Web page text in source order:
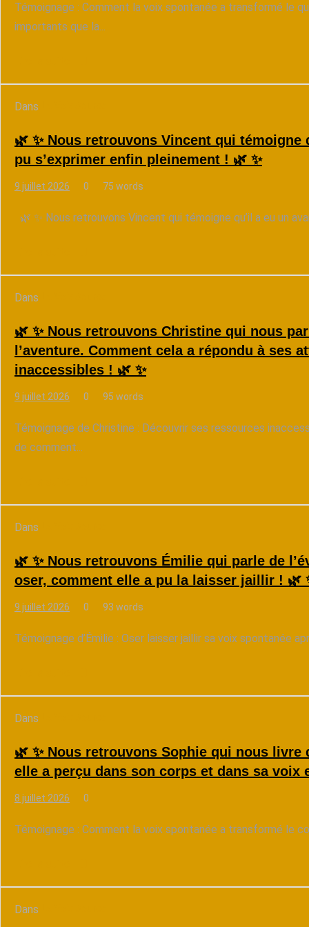
Témoignage : Comment la voix spontanée a transformé le
importants que la...
Dans
🌿 ✨ Nous retrouvons Vincent qui
pu s’exprimer enfin pleinement ! 🌿 ✨
9 juillet 2026 0 75 words
🌿 ✨ Nous retrouvons Vincent qui témoigne qu’il a eu un
Dans
🌿 ✨ Nous retrouvons Christine qui nous
l’aventure. Comment cela a répondu à ses
inaccessibles ! 🌿 ✨
9 juillet 2026 0 95 words
Témoignage de Christine : Découvrir ses ressources
de comment...
Dans
🌿 ✨ Nous retrouvons Émilie qui parle de
oser, comment elle a pu la laisser jaillir ! 🌿
9 juillet 2026 0 93 words
Témoignage d’Émilie : Oser laisser jaillir sa voix spontanée
Dans
🌿 ✨ Nous retrouvons Sophie qui nous
elle a perçu dans son corps et dans sa voix
8 juillet 2026 0
Témoignage : Comment la voix spontanée a transformé le
Dans